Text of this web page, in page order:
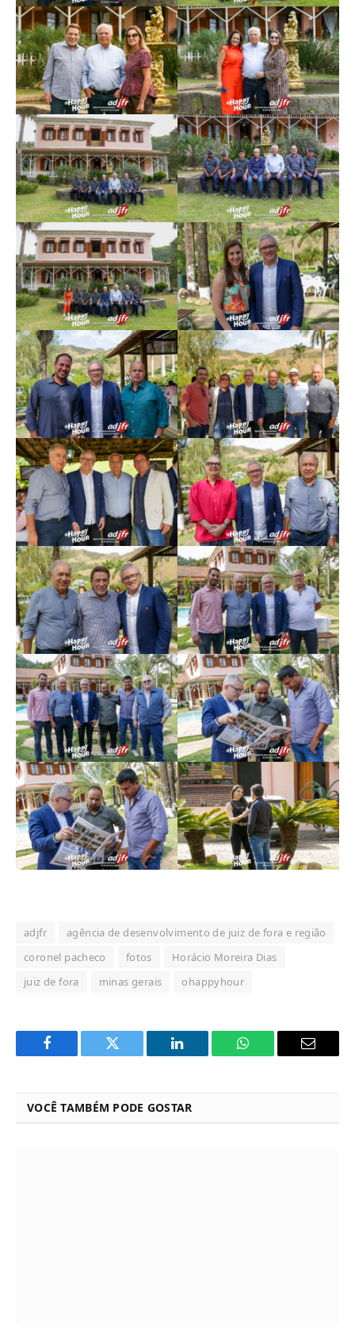
adjfr
agência de desenvolvimento de juiz de fora e região
coronel pacheco
fotos
Horácio Moreira Dias
juiz de fora
minas gerais ohappyhour
Facebook Twitter LinkedIn WhatsApp Email
VOCÊ TAMBÉM PODE GOSTAR